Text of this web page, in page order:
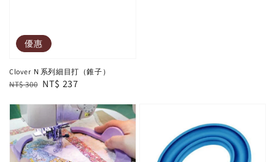
優惠
Clover Ｎ系列細目打（錐子）
Regular
NT$ 300 Sale
NT$ 237